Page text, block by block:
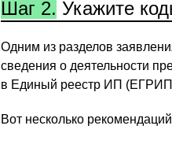
Шаг 2. Укажите
Одним из разделов
сведения о деятельности
в Единый реестр ИП
Вот несколько